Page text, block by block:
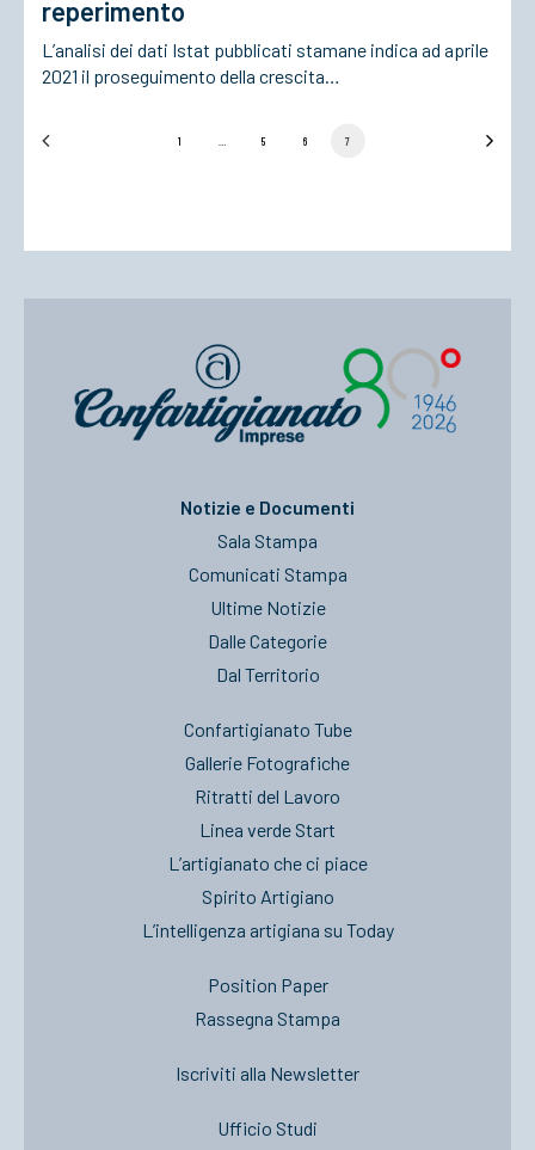
reperimento
L’analisi dei dati Istat pubblicati stamane indica ad aprile
2021 il proseguimento della crescita…
1 5 6 7
Notizie e Documenti
Sala Stampa
Comunicati Stampa
Ultime Notizie
Dalle Categorie
Dal Territorio
Confartigianato Tube
Gallerie Fotografiche
Ritratti del Lavoro
Linea verde Start
L’artigianato che ci piace
Spirito Artigiano
L’intelligenza artigiana su Today
Position Paper
Rassegna Stampa
Iscriviti alla Newsletter
Ufficio Studi